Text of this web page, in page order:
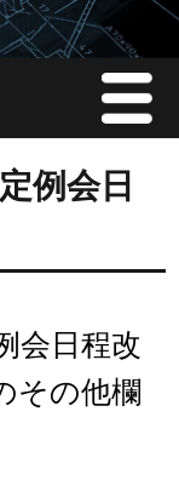
Menu
例会日
会日程改
その他欄